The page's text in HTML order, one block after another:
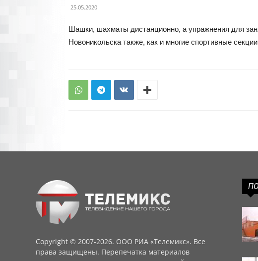
25.05.2020
Шашки, шахматы дистанционно, а упражнения для
Новоникольска также, как и многие спортивные
Copyright © 2007-2026. ООО РИА «Телемикс». Все
права защищены. Перепечатка материалов